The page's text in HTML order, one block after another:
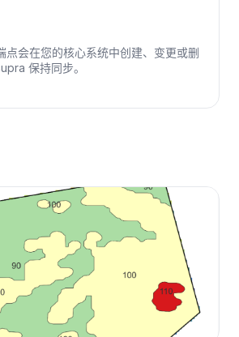
点会在您的核心系统中创建、变更或删
保持同步。